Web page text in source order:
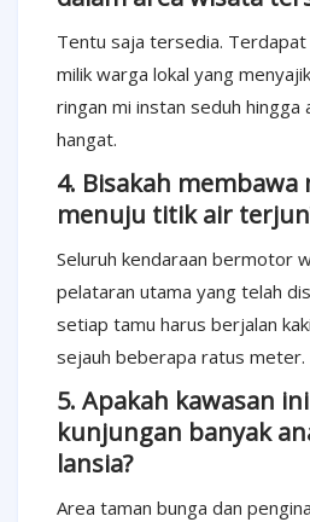
Tentu saja tersedia.
milik warga lokal yang
ringan mi instan seduh hingga
hangat.
4. Bisakah
menuju titik air
Seluruh kendaraan bermotor
pelataran utama yang telah
setiap tamu harus berjalan
sejauh beberapa ratus meter.
5. Apakah kawasan
kunjungan banyak
lansia?
Area taman bunga dan